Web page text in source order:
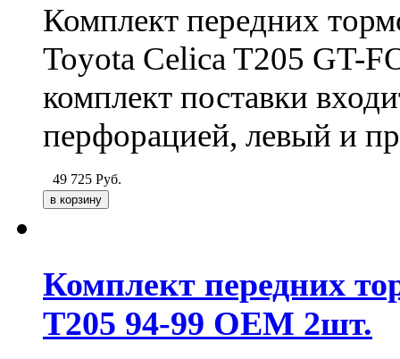
Комплект передних
Toyota Celica T205 GT-
комплект поставки
перфорацией, левый и
49 725 Руб.
Комплект передних
T205 94-99 OEM 2шт.